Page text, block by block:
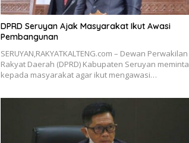
DPRD Seruyan Ajak Masyarakat Ikut Awasi
Pembangunan
SERUYAN,RAKYATKALTENG.com – Dewan Perwakilan
Rakyat Daerah (DPRD) Kabupaten Seruyan meminta
kepada masyarakat agar ikut mengawasi…